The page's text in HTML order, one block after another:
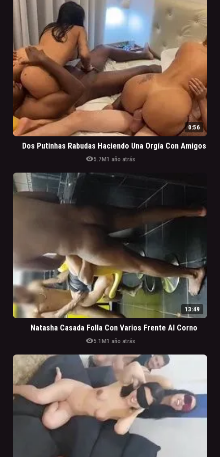
0:56
Dos Putinhas Rabudas Haciendo Una Orgía Con Amigos
visibility5.7M1 año atrás
13:49
Natasha Casada Folla Con Varios Frente Al Corno
visibility5.1M1 año atrás